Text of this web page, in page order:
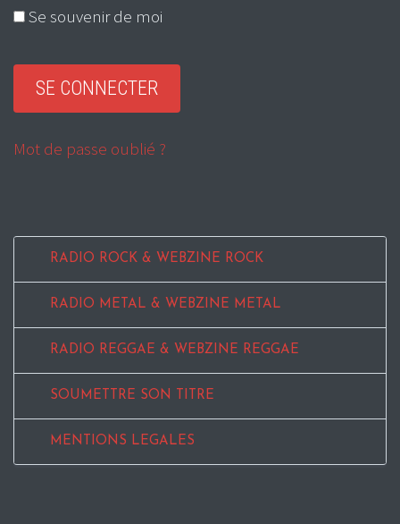
Se souvenir de moi
Mot de passe oublié ?
RADIO ROCK & WEBZINE ROCK
RADIO METAL & WEBZINE METAL
RADIO REGGAE & WEBZINE REGGAE
SOUMETTRE SON TITRE
MENTIONS LEGALES